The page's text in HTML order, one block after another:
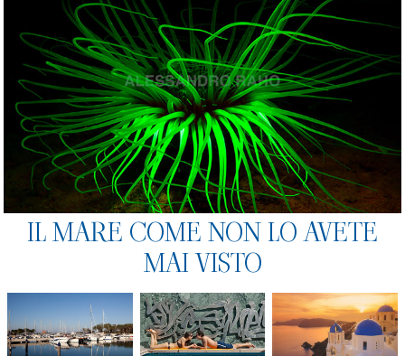
IL MARE COME NON LO AVETE
MAI VISTO